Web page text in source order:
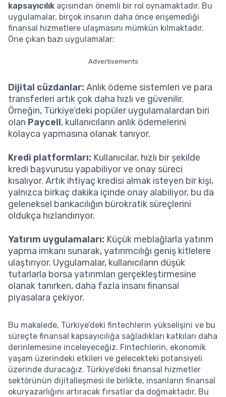
kapsayıcılık açısından önemli bir rol oynamaktadır. Bu
uygulamalar, birçok insanın daha önce erişemediği
finansal hizmetlere ulaşmasını mümkün kılmaktadır.
Öne çıkan bazı uygulamalar:
Advertisements
Dijital cüzdanlar: Anlık ödeme sistemleri ve para
transferleri artık çok daha hızlı ve güvenilir.
Örneğin, Türkiye’deki popüler uygulamalardan biri
olan Paycell, kullanıcıların anlık ödemelerini
kolayca yapmasına olanak tanıyor.
Kredi platformları: Kullanıcılar, hızlı bir şekilde
kredi başvurusu yapabiliyor ve onay süreci
kısalıyor. Artık ihtiyaç kredisi almak isteyen bir kişi,
yalnızca birkaç dakika içinde onay alabiliyor, bu da
geleneksel bankacılığın bürokratik süreçlerini
oldukça hızlandırıyor.
Yatırım uygulamaları: Küçük meblağlarla yatırım
yapma imkanı sunarak, yatırımcılığı geniş kitlelere
ulaştırıyor. Uygulamalar, kullanıcıların düşük
tutarlarla borsa yatırımları gerçekleştirmesine
olanak tanırken, daha fazla insanı finansal
piyasalara çekiyor.
Bu makalede, Türkiye’deki fintechlerin yükselişini ve bu
süreçte finansal kapsayıcılığa sağladıkları katkıları daha
derinlemesine inceleyeceğiz. Fintechlerin, ekonomik
yaşam üzerindeki etkileri ve gelecekteki potansiyeli
üzerinde duracağız. Türkiye’deki finansal hizmetler
sektörünün dijitalleşmesi ile birlikte, insanların finansal
okuryazarlığını artıracak fırsatlar da doğmaktadır. Bu